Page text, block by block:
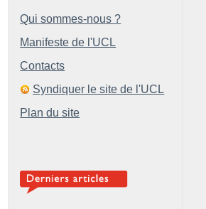
Qui sommes-nous ?
Manifeste de l'UCL
Contacts
Syndiquer le site de l'UCL
Plan du site